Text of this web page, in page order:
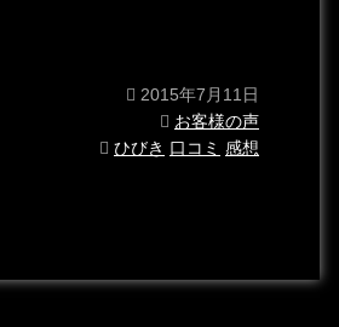
2015年7月11日
お客様の声
ひびき 口コミ 感想